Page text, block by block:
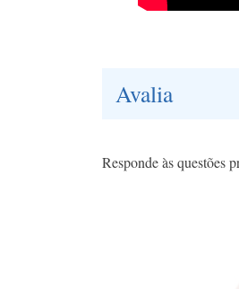
Avalia
Responde às questões